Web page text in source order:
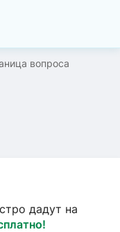
вопроса
дадут на